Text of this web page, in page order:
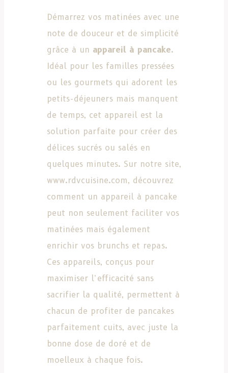
Démarrez vos matinées avec une
note de douceur et de simplicité
grâce à un appareil à pancake.
Idéal pour les familles pressées
ou les gourmets qui adorent les
petits-déjeuners mais manquent
de temps, cet appareil est la
solution parfaite pour créer des
délices sucrés ou salés en
quelques minutes. Sur notre site,
www.rdvcuisine.com, découvrez
comment un appareil à pancake
peut non seulement faciliter vos
matinées mais également
enrichir vos brunchs et repas.
Ces appareils, conçus pour
maximiser l’efficacité sans
sacrifier la qualité, permettent à
chacun de profiter de pancakes
parfaitement cuits, avec juste la
bonne dose de doré et de
moelleux à chaque fois.